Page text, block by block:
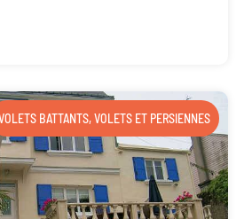
BATTANTS,VOLETS ET PERSIENNES